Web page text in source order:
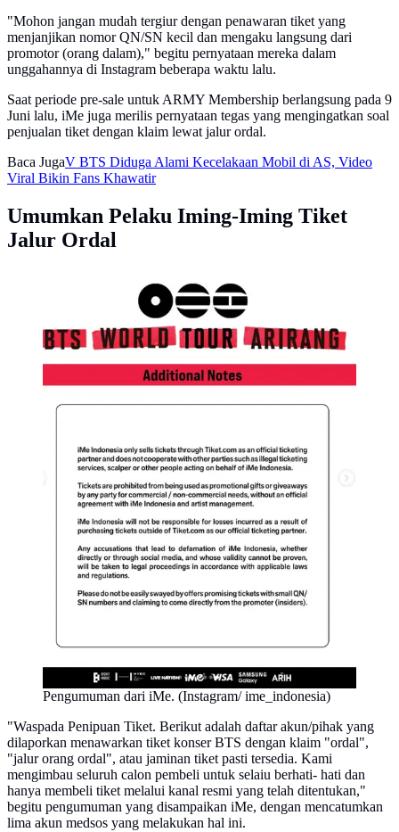
"Mohon jangan mudah tergiur dengan penawaran tiket yang
menjanjikan nomor QN/SN kecil dan mengaku langsung dari
promotor (orang dalam)," begitu pernyataan mereka dalam
unggahannya di Instagram beberapa waktu lalu.
Saat periode pre-sale untuk ARMY Membership berlangsung pada 9
Juni lalu, iMe juga merilis pernyataan tegas yang mengingatkan soal
penjualan tiket dengan klaim lewat jalur ordal.
Baca JugaV BTS Diduga Alami Kecelakaan Mobil di AS, Video
Viral Bikin Fans Khawatir
Umumkan Pelaku Iming-Iming Tiket
Jalur Ordal
Pengumuman dari iMe. (Instagram/ ime_indonesia)
"Waspada Penipuan Tiket. Berikut adalah daftar akun/pihak yang
dilaporkan menawarkan tiket konser BTS dengan klaim "ordal",
"jalur orang ordal", atau jaminan tiket pasti tersedia. Kami
mengimbau seluruh calon pembeli untuk selaiu berhati- hati dan
hanya membeli tiket melalui kanal resmi yang telah ditentukan,"
begitu pengumuman yang disampaikan iMe, dengan mencatumkan
lima akun medsos yang melakukan hal ini.